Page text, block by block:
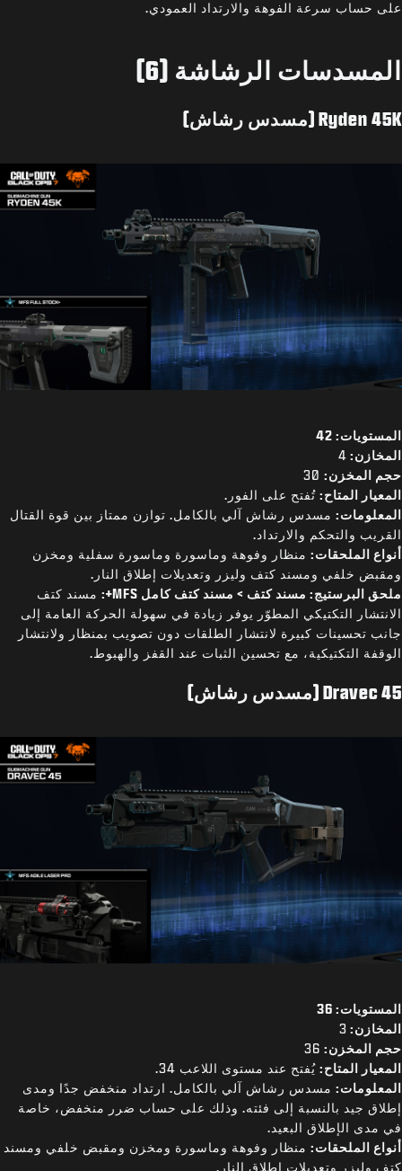
على حساب سرعة الفوهة والارتداد العمودي.
المسدسات الرشاشة (6)
Ryden 45K (مسدس رشاش)
المستويات: 42
المخازن: 4
حجم المخزن:
المعيار المتاح: تُفتح على الفور.
المعلومات: مسدس رشاش آلي بالكامل. توازن ممتاز بين قوة القتال
القريب والتحكم والارتداد.
أنواع الملحقات: منظار وفوهة وماسورة وماسورة سفلية ومخزن
ومقبض خلفي ومسند كتف وليزر وتعديلات إطلاق النار.
ملحق البرستيج: مسند كتف > مسند كتف كامل MFS+:
مسند كتف
الانتشار التكتيكي المطوّر يوفر زيادة في سهولة الحركة العامة إلى
جانب تحسينات كبيرة لانتشار الطلقات دون تصويب بمنظار ولانتشار
الوقفة التكتيكية، مع تحسين الثبات عند القفز والهبوط.
Dravec 45 (مسدس رشاش)
المستويات: 36
المخازن: 3
حجم المخزن:
المعيار المتاح: يُفتح عند مستوى اللاعب 34.
المعلومات: مسدس رشاش آلي بالكامل. ارتداد منخفض جدًا ومدى
إطلاق جيد بالنسبة إلى فئته. وذلك على حساب ضرر منخفض، خاصة
في مدى الإطلاق البعيد.
أنواع الملحقات: منظار وفوهة وماسورة ومخزن ومقبض خلفي ومسند
كتف وليزر وتعديلات إطلاق النار.